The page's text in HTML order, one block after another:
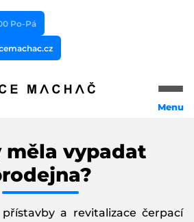
Po-Pá
Naše služby
Typy staveb
Menu
měla vypadat
a revitalizace čerpací